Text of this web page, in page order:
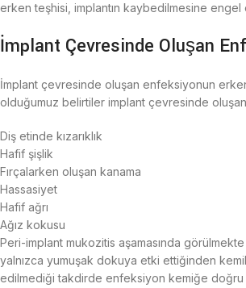
erken teşhisi, implantın kaybedilmesine engel
İmplant Çevresinde Oluşan
İmplant çevresinde oluşan enfeksiyonun
olduğumuz belirtiler implant çevresinde
Diş etinde kızarıklık
Hafif şişlik
Fırçalarken oluşan kanama
Hassasiyet
Hafif ağrı
Ağız kokusu
Peri-implant mukozitis aşamasında
yalnızca yumuşak dokuya etki ettiğinden
edilmediği takdirde enfeksiyon kemiğe